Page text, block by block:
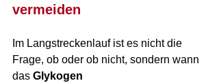
vermeiden
Im Langstreckenlauf ist es nicht die
Frage, ob oder ob nicht, sondern wann
das Glykogen